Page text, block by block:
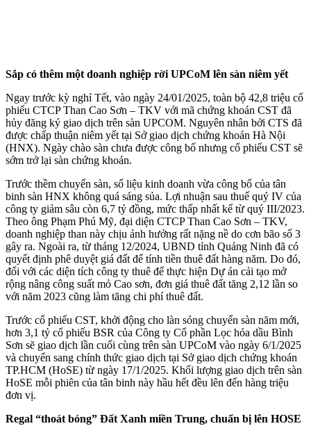
Sắp có thêm một doanh nghiệp rời UPCoM lên sàn niêm yết
Ngay trước kỳ nghỉ Tết, vào ngày 24/01/2025, toàn bộ 42,8 triệu cổ
phiếu CTCP Than Cao Sơn – TKV với mã chứng khoán CST đã
hủy đăng ký giao dịch trên sàn UPCOM. Nguyên nhân bởi CTS đã
được chấp thuận niêm yết tại Sở giao dịch chứng khoán Hà Nội
(HNX). Ngày chào sàn chưa được công bố nhưng cổ phiếu CST sẽ
sớm trở lại sàn chứng khoán.
Trước thềm chuyển sàn, số liệu kinh doanh vừa công bố của tân
binh sàn HNX không quá sáng sủa. Lợi nhuận sau thuế quý IV của
công ty giảm sâu còn 6,7 tỷ đồng, mức thấp nhất kể từ quý III/2023.
Theo ông Phạm Phú Mỹ, đại diện CTCP Than Cao Sơn – TKV,
doanh nghiệp than này chịu ảnh hưởng rất nặng nề do cơn bão số 3
gây ra. Ngoài ra, từ tháng 12/2024, UBND tỉnh Quảng Ninh đã có
quyết định phê duyệt giá đất để tính tiền thuê đất hàng năm. Do đó,
đối với các diện tích công ty thuê để thực hiện Dự án cải tạo mở
rộng nâng công suất mỏ Cao sơn, đơn giá thuê đất tăng 2,12 lần so
với năm 2023 cũng làm tăng chi phí thuê đất.
Trước cổ phiếu CST, khởi động cho làn sóng chuyển sàn năm mới,
hơn 3,1 tỷ cổ phiếu BSR của Công ty Cổ phần Lọc hóa dầu Bình
Sơn sẽ giao dịch lần cuối cùng trên sàn UPCoM vào ngày 6/1/2025
và chuyển sang chính thức giao dịch tại Sở giao dịch chứng khoán
TP.HCM (HoSE) từ ngày 17/1/2025. Khối lượng giao dịch trên sàn
HoSE mỗi phiên của tân binh này hầu hết đều lên đến hàng triệu
đơn vị.
Regal “thoát bóng” Đất Xanh miền Trung, chuẩn bị lên HOSE